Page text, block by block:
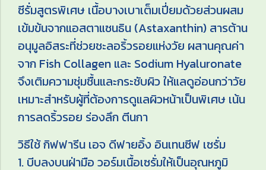
ซีรั่มสูตรพิเศษ เนื้อบางเบาเต็มเปี่ยมด้วยส่วนผสม
เข้มข้นจากแอสตาแซนธิน (Astaxanthin) สารต้าน
อนุมูลอิสระที่ช่วยชะลอริ้วรอยแห่งวัย ผสานคุณค่า
จาก Fish Collagen และ Sodium Hyaluronate
จึงเติมความชุ่มชื้นและกระชับผิว ให้แลดูอ่อนกว่าวัย
เหมาะสำหรับผู้ที่ต้องการดูแลผิวหน้าเป็นพิเศษ เน้น
การลดริ้วรอย ร่องลึก ตีนกา
วิธีใช้ กิฟฟารีน เอจ ดีฟายอิ้ง อินเทนซีฟ เซรั่ม
1. บีบลงบนฝ่ามือ วอร์มเนื้อเซรั่มให้เป็นอุณหภูมิ